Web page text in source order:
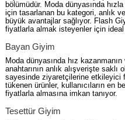
bölümüdür. Moda dünyasında
için tasarlanan bu kategori, anlık
büyük avantajlar sağlıyor. Flash
fiyatlarla almak isteyenler için
Bayan Giyim
Moda dünyasında hız
anahtarının anlık alışverişte
sayesinde ziyaretçilerine etkileyici
tükenen ürünler, kullanıcıların en
fiyatlarla almasına imkan tanıyor.
Tesettür Giyim